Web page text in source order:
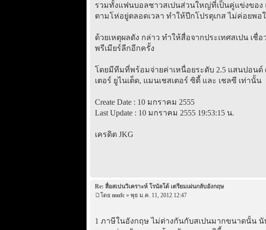
รวมทั้งแฟนบอลชาวสเปนส่วนใหญ่ที่เป็นคู่แข่งของ
ตามโห่อยู่ตลอดเวลา ทำให้ปีกโปรตุเกส ไม่ค่อยพอ
ด้วยเหตุผลดัง กล่าว ทำให้สื่อจากประเทศสเปน เ
พรีเมียร์ลีกอีกครั้ง
โดยมีทีมที่พร้อมจ่ายค่าเหนื่อยระดับ 2.5 แสนปอน
เตอร์ ยูไนเต็ด, แมนเชสเตอร์ ซิตี้ และ เชลซี เท่านั้น
Create Date : 10 มกราคม 2555
Last Update : 10 มกราคม 2555 19:53:15 น.
เครดิต JKG
Re: สื่อสเปนวิเคราะห์ โรนัลโด้ เตรียมเผ่นกลับอังกฤษ
โดย mufc» พุธ ม.ค. 11, 2012 12:47
1 ภาษีในอังกฤษ ไม่ต่างกันกับสเปนมากขนาดนั้น